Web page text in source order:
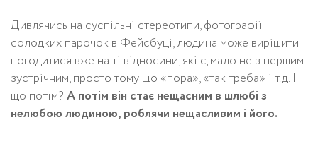
Дивлячись на суспільні стереотипи, фотографії
солодких парочок в Фейсбуці, людина може вирішити
погодитися вже на ті відносини, які є, мало не з першим
зустрічним, просто тому що «пора», «так треба» і т.д. І
що потім? А потім він стає нещасним в шлюбі з
нелюбою людиною, роблячи нещасливим і його.